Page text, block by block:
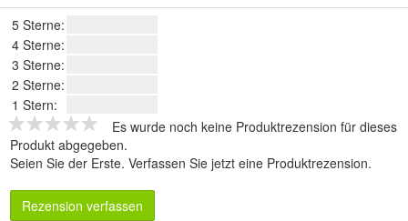
5 Sterne:
4 Sterne:
3 Sterne:
2 Sterne:
1 Stern:
Es wurde noch keine Produktrezension für dieses
Produkt abgegeben.
Seien Sie der Erste. Verfassen Sie jetzt eine Produktrezension.
Rezension verfassen